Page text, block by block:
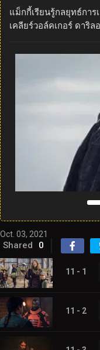
แม็กกี้เรียนรู้กลยุทธ์กา
เคลียร์วอล์คเกอร์ ดาริ
Oct. 03, 2021
Shared 0
11 - 1
11 - 2